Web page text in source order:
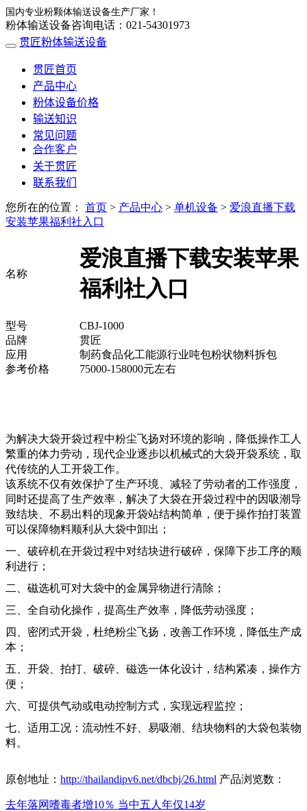
国内专业粉颗体输送设备生产厂家！
粉体输送设备咨询电话：021-54301973
贯匠粉体输送设备
贯匠首页
产品中心
粉体设备价格
输送知识
常见问题
合作客户
关于贯匠
联系我们
您所在的位置： 首页 > 产品中心 > 单机设备 > 爱浪直播下载
安装苹果福利社入口
名称
爱浪直播下载安装苹果
福利社入口
型号
CBJ-1000
品牌
贯匠
应用
制药食品化工能源行业吨包粉状物料拆包
参考价格
75000-158000元左右
为解决大袋开袋过程中粉尘飞扬对环境的影响，降低操作工人
繁重的体力劳动，现代企业逐步以机械式的大袋开袋系统，取
代传统的人工开袋工作。
该系统不仅有效保护了生产环境、减轻了劳动者的工作强度，
同时还提高了生产效率，解决了大袋在开袋过程中的因吸潮导
致结块、不易出料的现象开袋站结构简单，便于操作拍打装置
可以保障物料顺利从大袋中卸出；
一、破碎机在开袋过程中对结块进行破碎，保障下步工序的顺
利进行；
二、磁选机可对大袋中的金属异物进行清除；
三、全自动化操作，提高生产效率，降低劳动强度；
四、密闭式开袋，杜绝粉尘飞扬，改善工作环境，降低生产成
本；
五、开袋、拍打、破碎、磁选一体化设计，结构紧凑，操作方
便；
六、可提供气动或电动控制方式，实现远程监控；
七、适用工况：流动性不好、易吸潮、结块物料的大袋包装物
料。
原创地址： http://thailandipv6.net/dbcbj/26.html 产品浏览数：
去年落网嗜毒者增10％ 当中五人年仅14岁